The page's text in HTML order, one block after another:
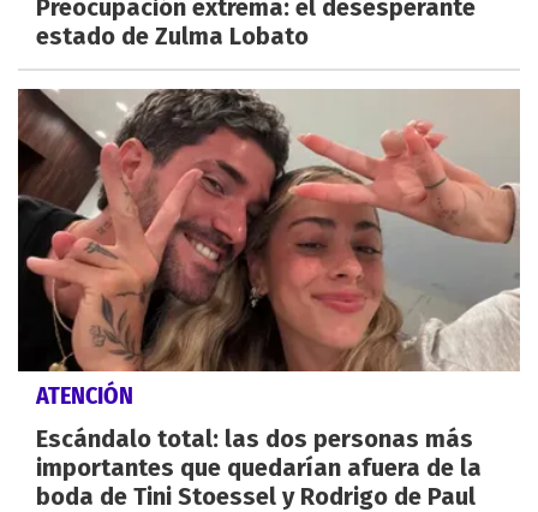
Preocupación extrema: el desesperante
estado de Zulma Lobato
ATENCIÓN
Escándalo total: las dos personas más
importantes que quedarían afuera de la
boda de Tini Stoessel y Rodrigo de Paul